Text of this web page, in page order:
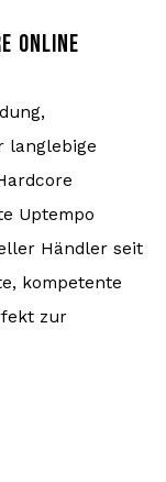
ONLINE
langlebige
Uptempo
Händler seit
kompetente
zur